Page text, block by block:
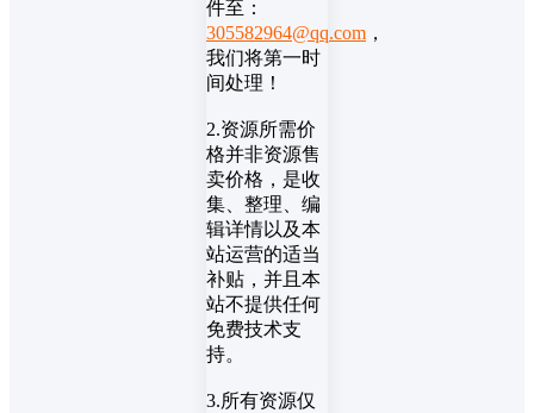
件至：
305582964@qq.com ，
我们将第一时
间处理！
2.资源所需价
格并非资源售
卖价格，是收
集、整理、编
辑详情以及本
站运营的适当
补贴，并且本
站不提供任何
免费技术支
持。
3.所有资源仅